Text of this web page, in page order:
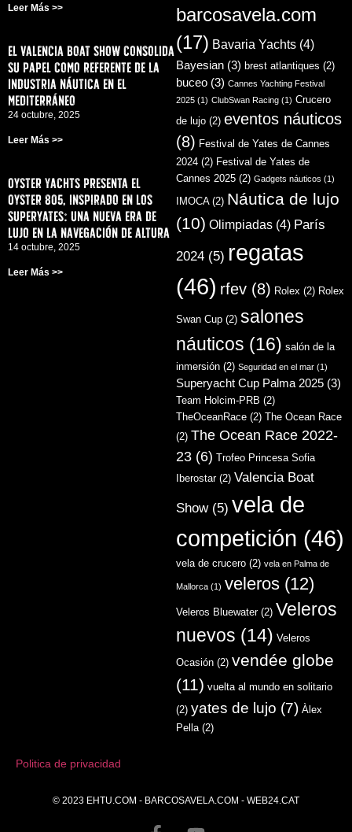
Leer Más >>
El Valencia Boat Show consolida
su papel como referente de la
industria náutica en el
Mediterráneo
24 octubre, 2025
Leer Más >>
Oyster Yachts presenta el
Oyster 805, inspirado en los
superyates: una nueva era de
lujo en la navegación de altura
14 octubre, 2025
Leer Más >>
barcosavela.com
(17) Bavaria Yachts (4)
Bayesian (3) brest atlantiques (2)
buceo (3) Cannes Yachting Festival
2025 (1) ClubSwan Racing (1) Crucero
de lujo (2) eventos náuticos
(8) Festival de Yates de Cannes
2024 (2) Festival de Yates de
Cannes 2025 (2) Gadgets náuticos (1)
IMOCA(2) Náutica de lujo
(10) Olimpiadas (4) París
2024 (5) regatas
(46) rfev (8) Rolex (2) Rolex
Swan Cup (2) salones
náuticos (16) salón de la
inmersión (2) Seguridad en el mar (1)
Superyacht Cup Palma 2025 (3)
Team Holcim-PRB (2)
TheOceanRace (2) The Ocean Race
(2) The Ocean Race 2022-
23 (6) Trofeo Princesa Sofia
Iberostar(2) Valencia Boat
Show(5) vela de
competición (46)
vela de crucero (2) vela en Palma de
Mallorca (1) veleros (12)
Veleros Bluewater(2) Veleros
nuevos (14) Veleros
Ocasión (2) vendée globe
(11) vuelta al mundo en solitario
(2) yates de lujo (7) Àlex
Pella (2)
Politica de privacidad
© 2023 EHTU.COM - BARCOSAVELA.COM - WEB24.CAT